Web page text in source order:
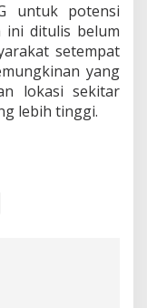
untuk potensi
ini ditulis belum
setempat
yang
lokasi sekitar
lebih tinggi.